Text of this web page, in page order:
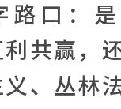
路口：
共赢，
义、丛林